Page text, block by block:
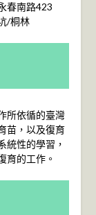
春南路423
/桐林
所依循的臺灣
苗，以及復育
統性的學習，
育的工作。